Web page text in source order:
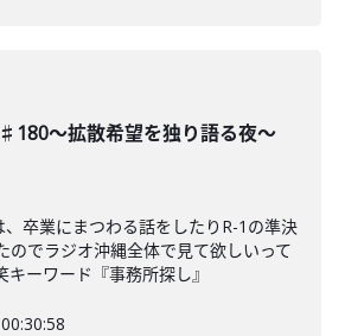
♯180〜拡散希望を独り語る夜〜
卒業にまつわる話をしたりR-1の準決
のでラジオ沖縄全体で見て欲しいって
ーワード『事務所探し』
00:30:58